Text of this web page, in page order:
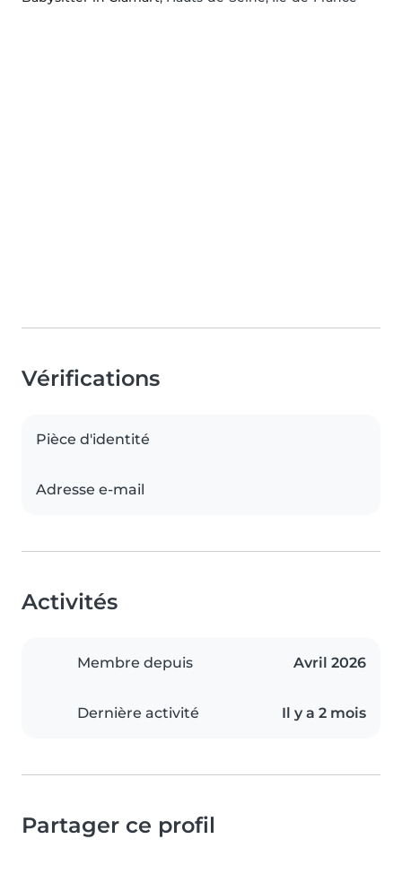
Vérifications
Pièce d'identité
Adresse e-mail
Activités
Membre depuis Avril 2026
Dernière activité Il y a 2 mois
Partager ce profil